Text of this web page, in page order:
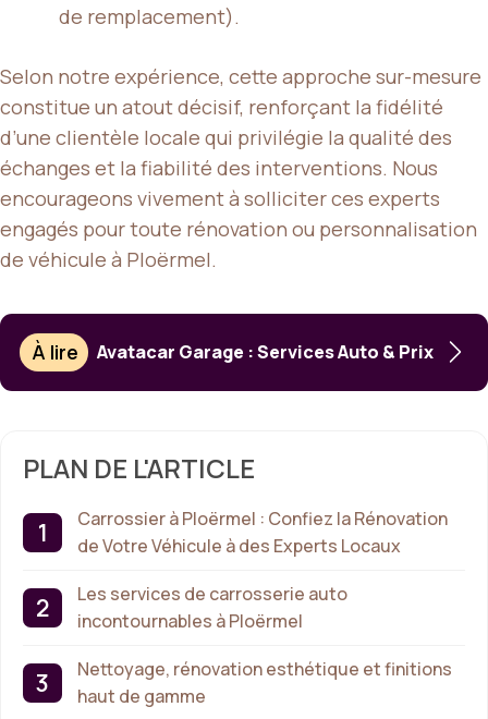
de remplacement).
Selon notre expérience, cette approche sur-mesure
constitue un atout décisif, renforçant la fidélité
d’une clientèle locale qui privilégie la qualité des
échanges et la fiabilité des interventions. Nous
encourageons vivement à solliciter ces experts
engagés pour toute rénovation ou personnalisation
de véhicule à Ploërmel.
À lire Avatacar Garage : Services Auto & Prix
PLAN DE L'ARTICLE
Carrossier à Ploërmel : Confiez la Rénovation
de Votre Véhicule à des Experts Locaux
Les services de carrosserie auto
incontournables à Ploërmel
Nettoyage, rénovation esthétique et finitions
haut de gamme